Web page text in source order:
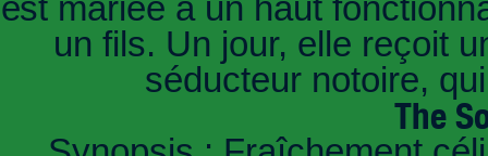
est mariée à un haut
un fils. Un jour, elle reçoit
séducteur notoire,
The